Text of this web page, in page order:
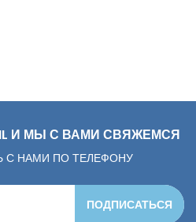
И МЫ С ВАМИ СВЯЖЕМСЯ
С НАМИ ПО ТЕЛЕФОНУ
ПОДПИСАТЬСЯ